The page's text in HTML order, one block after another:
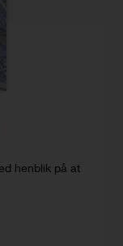
henblik på at